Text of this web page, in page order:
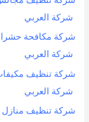
شركة العربي
شركة العربي
شركة العربي